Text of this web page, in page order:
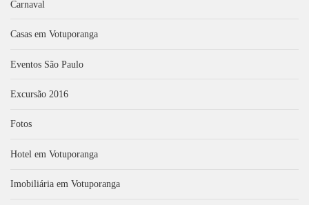
Carnaval
Casas em Votuporanga
Eventos São Paulo
Excursão 2016
Fotos
Hotel em Votuporanga
Imobiliária em Votuporanga